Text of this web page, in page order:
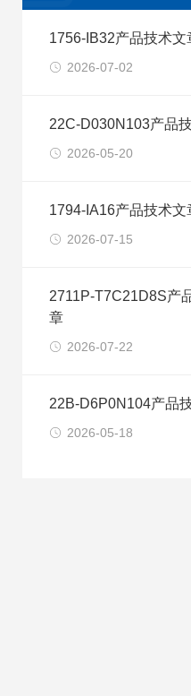
1756-IB32产品技术文
2026-07-02
22C-D030N103产品
2026-05-20
1794-IA16产品技术文
2026-07-15
2711P-T7C21D8S产
章
2026-07-22
22B-D6P0N104产品
2026-05-18